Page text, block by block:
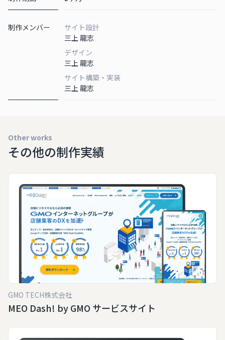
制作メンバー
サイト設計
三上 龍志
デザイン
三上 龍志
サイト構築・実装
三上 龍志
Other works
その他の制作実績
MEO Dash! by GMO サービスサイト
GMO TECH株式会社